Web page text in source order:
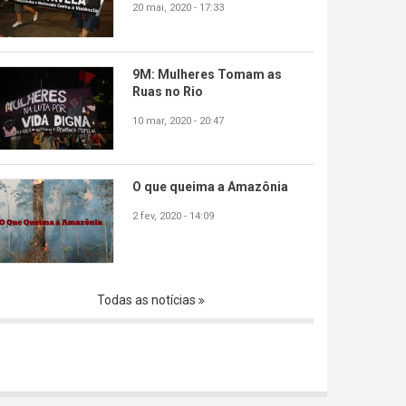
20 mai, 2020 - 17:33
9M: Mulheres Tomam as
Ruas no Rio
10 mar, 2020 - 20:47
O que queima a Amazônia
2 fev, 2020 - 14:09
Todas as notícias